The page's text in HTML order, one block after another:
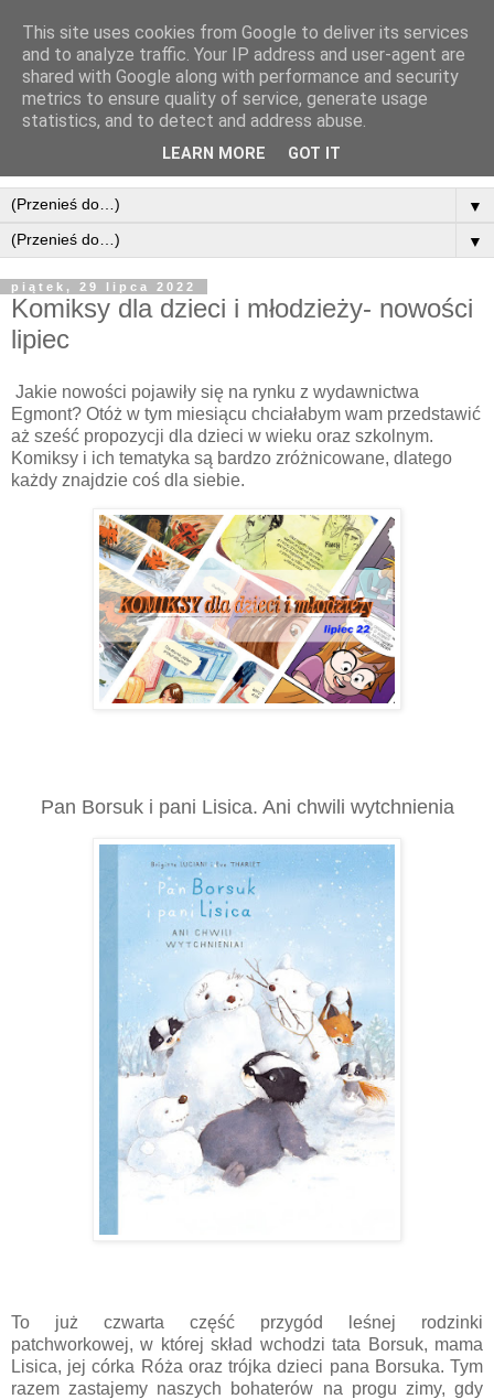
▼
▼
piątek, 29 lipca 2022
Komiksy dla dzieci i młodzieży- nowości
lipiec
Jakie nowości pojawiły się na rynku z wydawnictwa
Egmont? Otóż w tym miesiącu chciałabym wam przedstawić
aż sześć propozycji dla dzieci w wieku oraz szkolnym.
Komiksy i ich tematyka są bardzo zróżnicowane, dlatego
każdy znajdzie coś dla siebie.
Pan Borsuk i pani Lisica. Ani chwili wytchnienia
To już czwarta część przygód leśnej rodzinki
patchworkowej, w której skład wchodzi tata Borsuk, mama
Lisica, jej córka Róża oraz trójka dzieci pana Borsuka. Tym
razem zastajemy naszych bohaterów na progu zimy, gdy
This site uses cookies from Google to deliver its services
and to analyze traffic. Your IP address and user-agent are
shared with Google along with performance and security
metrics to ensure quality of service, generate usage
statistics, and to detect and address abuse.
LEARN MORE GOT IT